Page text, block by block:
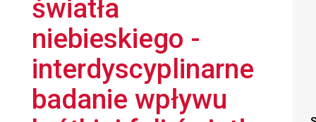
światła
niebieskiego -
interdyscyplinarne
badanie wpływu